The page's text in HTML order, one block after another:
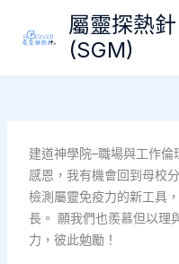
屬靈探熱
(SGM)
建道神學院–職場與工作倫
感恩，我有機會回到母校
檢測屬靈免疫力的新工具
長。 願我們也羨慕但以理
力，彼此勉勵！